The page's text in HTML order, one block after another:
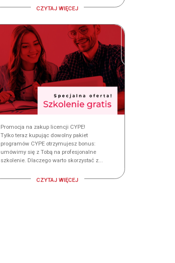
CZYTAJ WIĘCEJ
Promocja na zakup licencji CYPE!
Tylko teraz kupując dowolny pakiet
programów CYPE otrzymujesz bonus:
umówimy się z Tobą na profesjonalne
szkolenie. Dlaczego warto skorzystać z...
CZYTAJ WIĘCEJ